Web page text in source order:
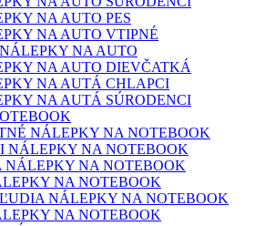
NA AUTO PES
NA AUTO VTIPNÉ
NA AUTO
NA AUTO DIEVČATKÁ
NA AUTÁ CHLAPCI
NA AUTÁ SÚRODENCI
NÁLEPKY NA NOTEBOOK
NÁLEPKY NA NOTEBOOK
NA NOTEBOOK
NA NOTEBOOK
NÁLEPKY NA NOTEBOOK
NA NOTEBOOK